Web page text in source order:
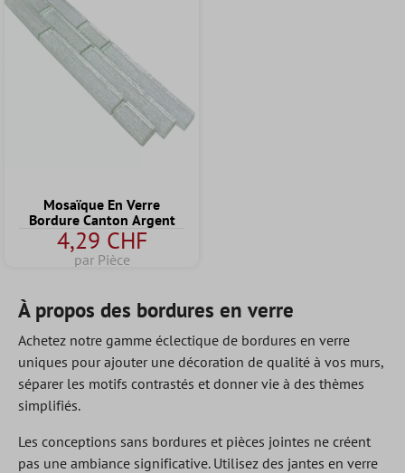
Mosaïque En Verre
Bordure Canton Argent
4,29 CHF
par Pièce
À propos des bordures en verre
Achetez notre gamme éclectique de bordures en verre
uniques pour ajouter une décoration de qualité à vos murs,
séparer les motifs contrastés et donner vie à des thèmes
simplifiés.
Les conceptions sans bordures et pièces jointes ne créent
pas une ambiance significative. Utilisez des jantes en verre